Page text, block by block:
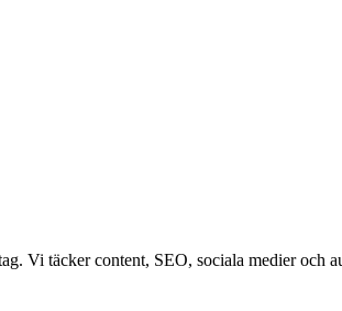
Vi täcker content, SEO, sociala medier och